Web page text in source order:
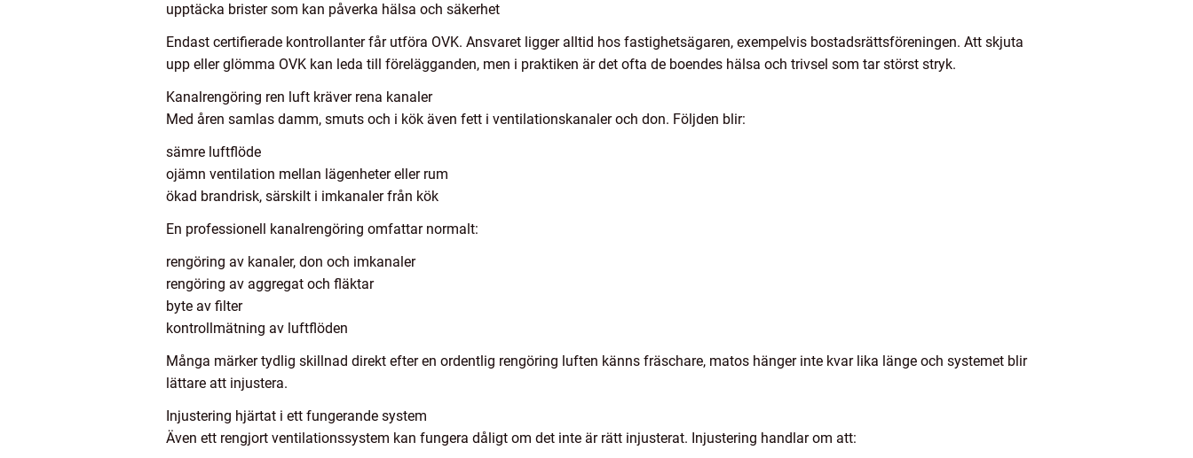
upptäcka brister som kan påverka hälsa och säkerhet
Endast certifierade kontrollanter får utföra OVK. Ansvaret ligger alltid hos fastighetsägaren, exempelvis bostadsrättsföreningen. Att skjuta
upp eller glömma OVK kan leda till förelägganden, men i praktiken är det ofta de boendes hälsa och trivsel som tar störst stryk.
Kanalrengöring ren luft kräver rena kanaler
Med åren samlas damm, smuts och i kök även fett i ventilationskanaler och don. Följden blir:
sämre luftflöde
ojämn ventilation mellan lägenheter eller rum
ökad brandrisk, särskilt i imkanaler från kök
En professionell kanalrengöring omfattar normalt:
rengöring av kanaler, don och imkanaler
rengöring av aggregat och fläktar
byte av filter
kontrollmätning av luftflöden
Många märker tydlig skillnad direkt efter en ordentlig rengöring luften känns fräschare, matos hänger inte kvar lika länge och systemet blir
lättare att injustera.
Injustering hjärtat i ett fungerande system
Även ett rengjort ventilationssystem kan fungera dåligt om det inte är rätt injusterat. Injustering handlar om att: